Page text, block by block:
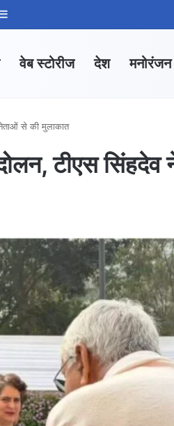
Group
In
वेब स्टोरीज देश मनोरंजन
से की मुलाकात
टीएस सिंहदेव